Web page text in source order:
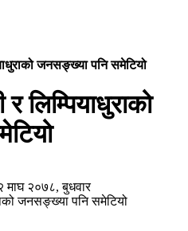
जनसङ्ख्या पनि समेटियो
लिम्पियाधुराको
माघ २०७८, बुधवार